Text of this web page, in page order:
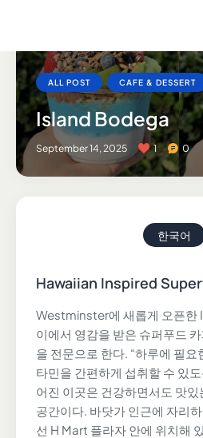
ALL POST CAFE & DESSERT
Island Bodega
September 14, 2025 1 0
한국어
Hawaiian Inspired
Westminster에 새롭게 오픈
이에서 영감을 받은 슈퍼푸드
을 전문으로 한다. “하루에 필요
타민을 간편하게 섭취할 수 있
어진 이곳은 건강하면서도 맛있
공간이다. 바닷가 인근에 자리
선 H Mart 플라자 안에 위치해